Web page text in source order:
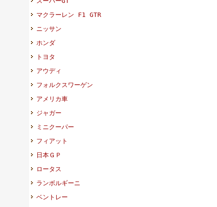
マクラーレン F1 GTR
ニッサン
ホンダ
トヨタ
アウディ
フォルクスワーゲン
アメリカ車
ジャガー
ミニクーパー
フィアット
日本ＧＰ
ロータス
ランボルギーニ
ベントレー